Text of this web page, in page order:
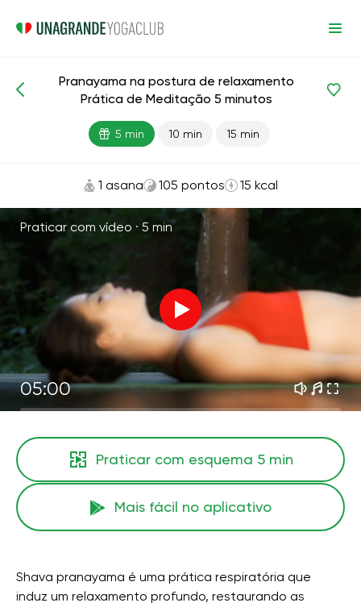
Meditação e respiração Respiração
Pranayama na postura de relaxamento
Prática de Meditação 5 minutos
5 min 10 min 15 min
1 asana 105 pontos 15 kcal
Praticar com vídeo · 5 min
05:00
Praticar com esquema 5 min
Mais fácil no aplicativo
Shava pranayama é uma prática respiratória que
induz um relaxamento profundo, restaurando as